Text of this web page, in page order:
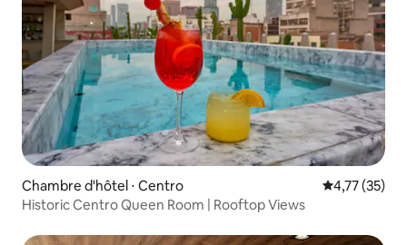
Chambre d'hôtel ⋅ Centro Évaluation
4,77 (35)
Historic Centro Queen Room | Rooftop Views